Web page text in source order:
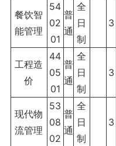
餐饮智
能管理
54
02
01
普
通
全
日
制
3
工程造
价
44
05
01
普
通
全
日
制
3
现代物
流管理
53
08
02
普
通
全
日
制
3